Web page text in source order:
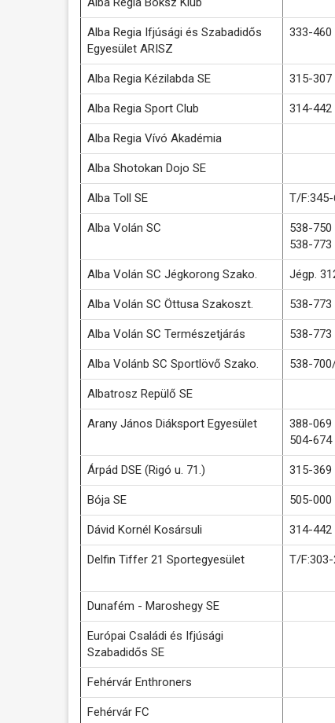
Alba Regia Ifjúsági és Szabadidős
Egyesület ARISZ
333-460
Alba Regia Kézilabda SE 315-307
Alba Regia Sport Club 314-442
Alba Regia Vívó Akadémia
Alba Shotokan Dojo SE
Alba Toll SE T/
Alba Volán SC
538-750
538-773
Alba Volán SC Jégkorong Szako. Jégp.
Alba Volán SC Öttusa Szakoszt. 538-773
Alba Volán SC Természetjárás 538-773
Alba Volánb SC Sportlövő Szako. 538-
Albatrosz Repülő SE
Arany János Diáksport Egyesület
388-069
504-674
Árpád DSE (Rigó u. 71.) 315-369
Bója SE 505-000
Dávid Kornél Kosársuli 314-442
Delfin Tiffer 21 Sportegyesület T/
Dunafém - Maroshegy SE
Európai Családi és Ifjúsági
Szabadidős SE
Fehérvár Enthroners
Fehérvár FC